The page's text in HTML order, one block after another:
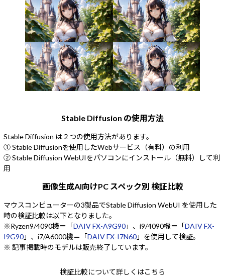
Stable Diffusion の使用方法
Stable Diffusion は２つの使用方法があります。
① Stable Diffusionを使用したWebサービス（有料）の利用
② Stable Diffusion WebUIをパソコンにインストール（無料）して利
用
画像生成AI向けPC スペック別 検証比較
マウスコンピューターの3製品でStable Diffusion WebUI を使用した
時の検証比較は以下となりました。
※Ryzen9/4090機＝「DAIV FX-A9G90 」、i9/4090機＝「DAIV FX-
I9G90 」、i7/A6000機＝「DAIV FX-I7N60 」を使用して検証。
※ 記事掲載時のモデルは販売終了しています。
検証比較について詳しくはこちら